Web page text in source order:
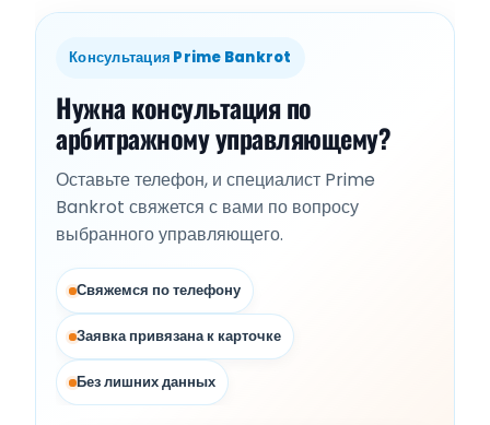
Консультация Prime Bankrot
Нужна консультация по
арбитражному управляющему?
Оставьте телефон, и специалист Prime
Bankrot свяжется с вами по вопросу
выбранного управляющего.
Свяжемся по телефону
Заявка привязана к карточке
Без лишних данных